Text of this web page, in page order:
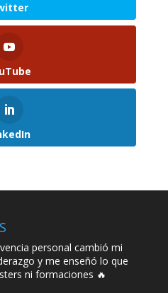
personal cambió mi
y me enseñó lo que
ni formaciones 🔥